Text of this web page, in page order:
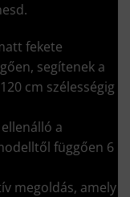
fekete
segítenek a
cm szélességig
a
függően 6
megoldás, amely